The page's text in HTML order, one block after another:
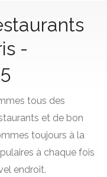
-
tous des
et de bon
toujours à la
à chaque fois
endroit.